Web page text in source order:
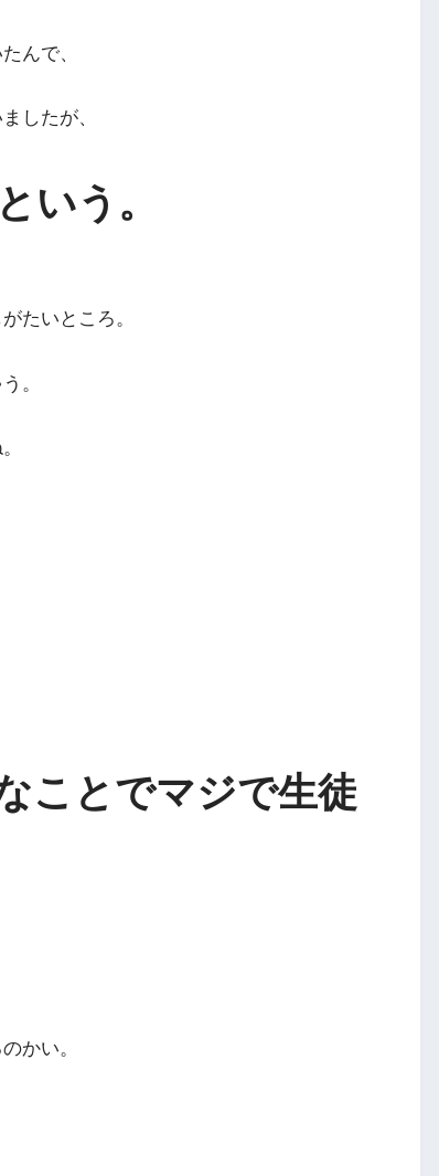
んで、
したが、
いう。
たいところ。
。
ことでマジで生徒
かい。